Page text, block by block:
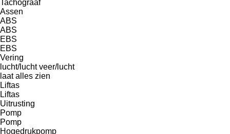
Tachograaf
Assen
ABS
ABS
EBS
EBS
Vering
lucht/lucht veer/lucht
laat alles zien
Liftas
Liftas
Uitrusting
Pomp
Pomp
Hogedrukpomp